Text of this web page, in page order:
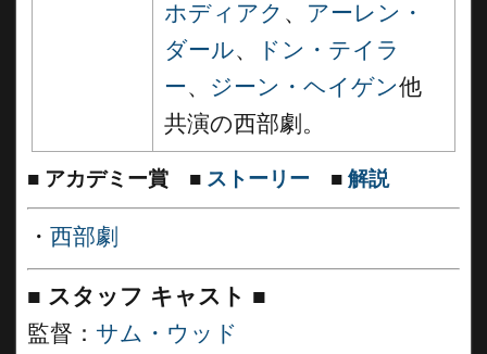
ホディアク 、 アーレン・
ダール、
ドン・テイラ
ー、 ジーン・ヘイゲン他
共演の西部劇。
■ アカデミー賞 ■ ストーリー ■ 解説
・ 西部劇
■ スタッフ キャスト ■
監督： サム・ウッド